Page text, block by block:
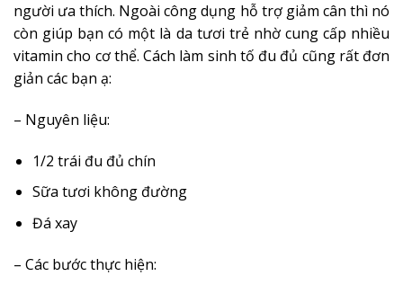
người ưa thích. Ngoài công dụng hỗ trợ giảm cân thì nó
còn giúp bạn có một là da tươi trẻ nhờ cung cấp nhiều
vitamin cho cơ thể. Cách làm sinh tố đu đủ cũng rất đơn
giản các bạn ạ:
– Nguyên liệu:
1/2 trái đu đủ chín
Sữa tươi không đường
Đá xay
– Các bước thực hiện: